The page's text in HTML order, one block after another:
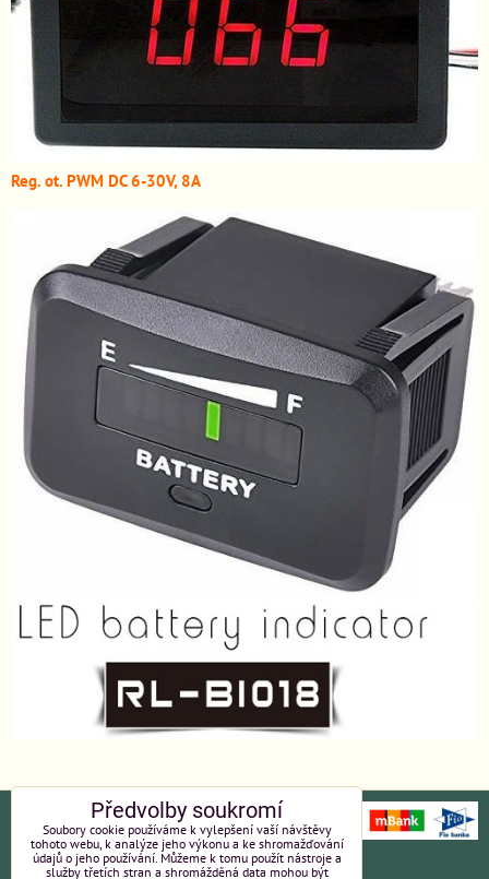
Reg. ot. PWM DC 6-30V, 8A
Ochrana osobních údajů Platební údaje
Předvolby soukromí
Soubory cookie používáme k vylepšení vaší návštěvy
tohoto webu, k analýze jeho výkonu a ke shromažďování
údajů o jeho používání. Můžeme k tomu použít nástroje a
služby třetích stran a shromážděná data mohou být